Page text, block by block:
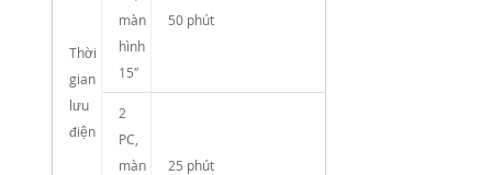
Thời
gian
lưu
điện
màn
hình
15″
50 phút
2
PC,
màn
25 phút